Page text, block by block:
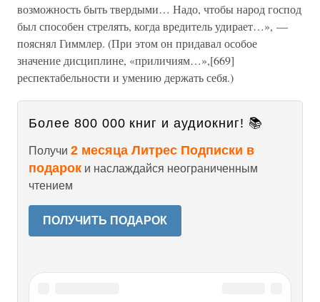
возможность быть твердыми… Надо, чтобы народ господ
был способен стрелять, когда вредитель удирает…», —
пояснял Гиммлер. (При этом он придавал особое
значение дисциплине, «приличиям…»,[669]
респектабельности и умению держать себя.)
Более 800 000 книг и аудиокниг! 📚
Получи 2 месяца Литрес Подписки в
подарок и наслаждайся неограниченным
чтением
ПОЛУЧИТЬ ПОДАРОК